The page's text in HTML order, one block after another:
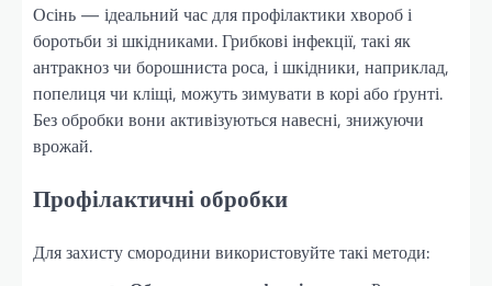
Осінь — ідеальний час для профілактики хвороб і
боротьби зі шкідниками. Грибкові інфекції, такі як
антракноз чи борошниста роса, і шкідники, наприклад,
попелиця чи кліщі, можуть зимувати в корі або ґрунті.
Без обробки вони активізуються навесні, знижуючи
врожай.
Профілактичні обробки
Для захисту смородини використовуйте такі методи: